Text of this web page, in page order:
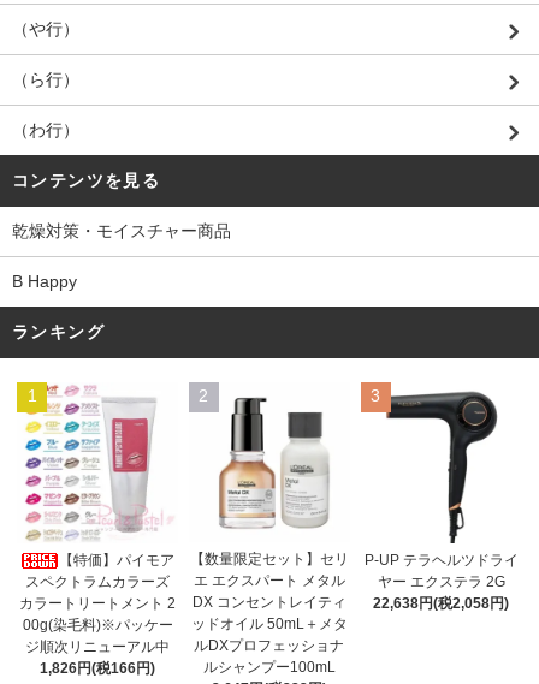
（や行）
（ら行）
（わ行）
コンテンツを見る
乾燥対策・モイスチャー商品
B Happy
ランキング
1
【特価】パイモア
スペクトラムカラーズ
カラートリートメント 2
00g(染毛料)※パッケー
ジ順次リニューアル中
1,826円(税166円)
2
【数量限定セット】セリ
エ エクスパート メタル
DX コンセントレイティ
ッドオイル 50mL＋メタ
ルDXプロフェッショナ
ルシャンプー100mL
3
P-UP テラヘルツドライ
ヤー エクステラ 2G
22,638円(税2,058円)